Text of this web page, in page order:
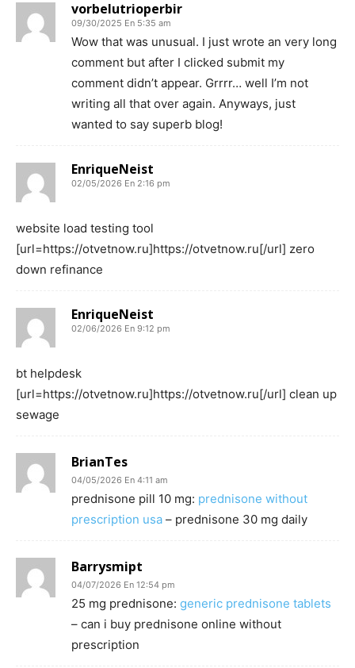
vorbelutrioperbir
09/30/2025 En 5:35 am
Wow that was unusual. I just wrote an very long
comment but after I clicked submit my
comment didn’t appear. Grrrr… well I’m not
writing all that over again. Anyways, just
wanted to say superb blog!
EnriqueNeist
02/05/2026 En 2:16 pm
website load testing tool
[url=https://otvetnow.ru]https://otvetnow.ru[/url] zero
down refinance
EnriqueNeist
02/06/2026 En 9:12 pm
bt helpdesk
[url=https://otvetnow.ru]https://otvetnow.ru[/url] clean up
sewage
BrianTes
04/05/2026 En 4:11 am
prednisone pill 10 mg: prednisone without
prescription usa – prednisone 30 mg daily
Barrysmipt
04/07/2026 En 12:54 pm
25 mg prednisone: generic prednisone tablets
– can i buy prednisone online without
prescription